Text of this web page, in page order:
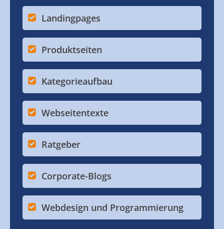
Landingpages
Produktseiten
Kategorieaufbau
Webseitentexte
Ratgeber
Corporate-Blogs
Webdesign und Programmierung